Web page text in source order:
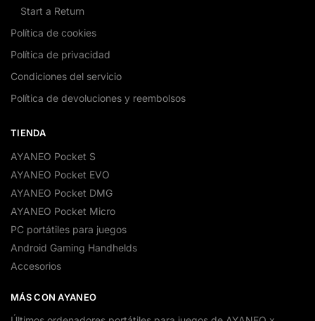
Start a Return
Política de cookies
Política de privacidad
Condiciones del servicio
Política de devoluciones y reembolsos
TIENDA
AYANEO Pocket S
AYANEO Pocket EVO
AYANEO Pocket DMG
AYANEO Pocket Micro
PC portátiles para juegos
Android Gaming Handhelds
Accesorios
MÁS CON AYANEO